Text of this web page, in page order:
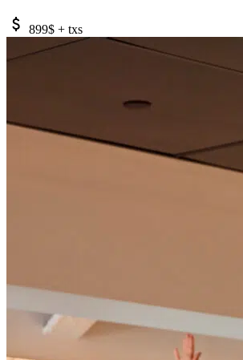
899$ + txs